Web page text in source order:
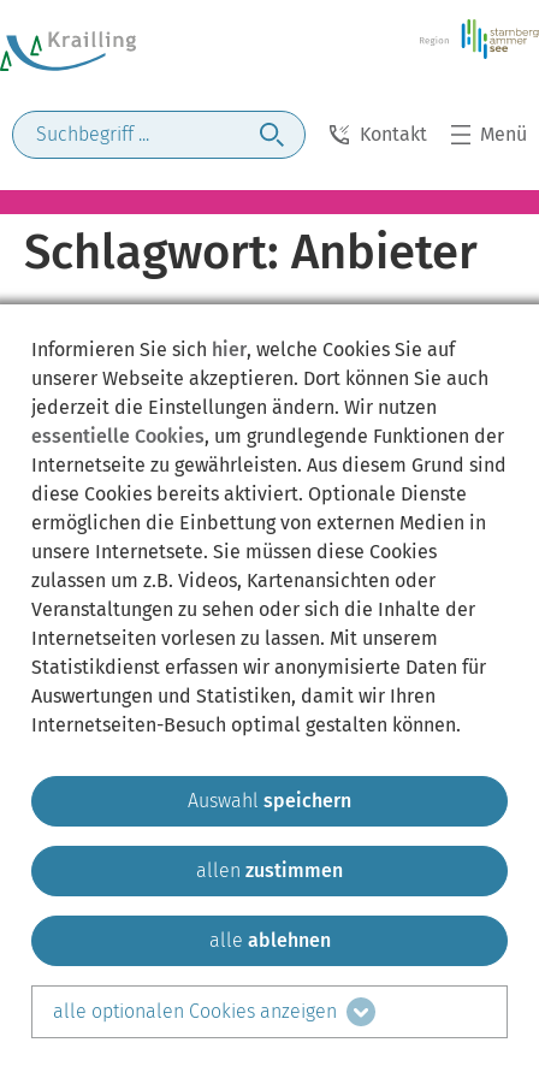
Kontakt Menü
Schlagwort: Anbieter
Gemeinde Krailling Impressum
Sitemap
Kontakt
teilen auf:
LinkedIn
Informieren Sie sich hier, welche Cookies Sie auf
unserer Webseite akzeptieren. Dort können Sie auch
jederzeit die Einstellungen ändern. Wir nutzen
essentielle Cookies, um grundlegende Funktionen der
Internetseite zu gewährleisten. Aus diesem Grund sind
diese Cookies bereits aktiviert. Optionale Dienste
ermöglichen die Einbettung von externen Medien in
unsere Internetsete. Sie müssen diese Cookies
zulassen um z.B. Videos, Kartenansichten oder
Veranstaltungen zu sehen oder sich die Inhalte der
Internetseiten vorlesen zu lassen. Mit unserem
Statistikdienst erfassen wir anonymisierte Daten für
Auswertungen und Statistiken, damit wir Ihren
Internetseiten-Besuch optimal gestalten können.
Auswahl speichern
allen zustimmen
alle ablehnen
alle optionalen Cookies anzeigen